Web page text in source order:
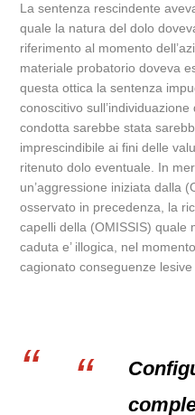
La sentenza rescindente
quale la natura del dolo
riferimento al momento
materiale probatorio doveva
questa ottica la sentenza
conoscitivo
condotta sarebbe stata
imprescindibile ai fini delle
ritenuto dolo eventuale. In
un’aggressione iniziata dalla
osservato in precedenza, la
capelli della (OMISSIS) quale
caduta e’ illogica, nel
cagionato conseguenze lesive